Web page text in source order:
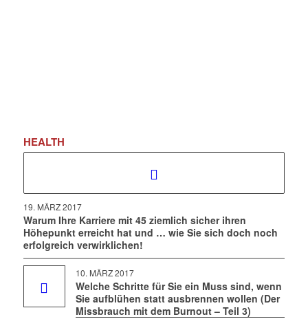
HEALTH
19. MÄRZ 2017
Warum Ihre Karriere mit 45 ziemlich sicher ihren
Höhepunkt erreicht hat und … wie Sie sich doch noch
erfolgreich verwirklichen!
10. MÄRZ 2017
Welche Schritte für Sie ein Muss sind, wenn
Sie aufblühen statt ausbrennen wollen (Der
Missbrauch mit dem Burnout – Teil 3)